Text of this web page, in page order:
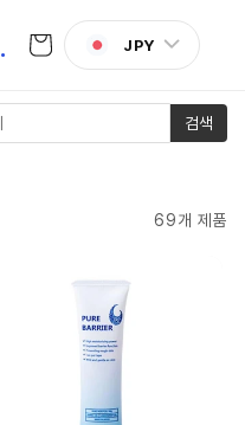
.
트
JPY
검색
69개 제품